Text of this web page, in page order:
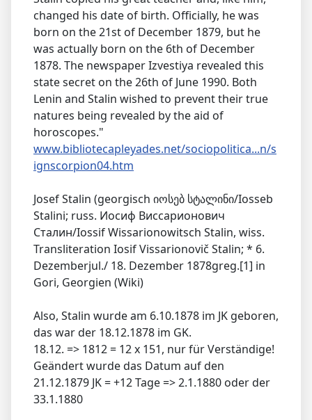
changed his date of birth. Officially, he was
born on the 21st of December 1879, but he
was actually born on the 6th of December
1878. The newspaper Izvestiya revealed this
state secret on the 26th of June 1990. Both
Lenin and Stalin wished to prevent their true
natures being revealed by the aid of
horoscopes."
www.bibliotecapleyades.net/sociopolitica...n/s
ignscorpion04.htm
Josef Stalin (georgisch იოსებ სტალინი/Iosseb
Stalini; russ. Иосиф Виссарионович
Сталин/Iossif Wissarionowitsch Stalin, wiss.
Transliteration Iosif Vissarionovič Stalin; * 6.
Dezemberjul./ 18. Dezember 1878greg.[1] in
Gori, Georgien (Wiki)
Also, Stalin wurde am 6.10.1878 im JK geboren,
das war der 18.12.1878 im GK.
18.12. => 1812 = 12 x 151, nur für Verständige!
Geändert wurde das Datum auf den
21.12.1879 JK = +12 Tage => 2.1.1880 oder der
33.1.1880